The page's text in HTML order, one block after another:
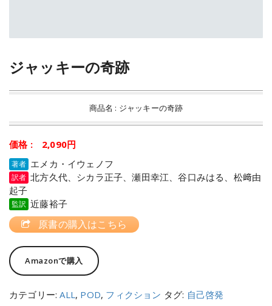
ジャッキーの奇跡
商品名 : ジャッキーの奇跡
価格 : 2,090円
著者 エメカ・イウェノフ
訳者 北方久代、シカラ正子、瀬田幸江、谷口みはる、松﨑由
起子
監訳 近藤裕子
原書の購入はこちら
Amazonで購入
カテゴリー:ALL , POD, フィクション タグ: 自己啓発